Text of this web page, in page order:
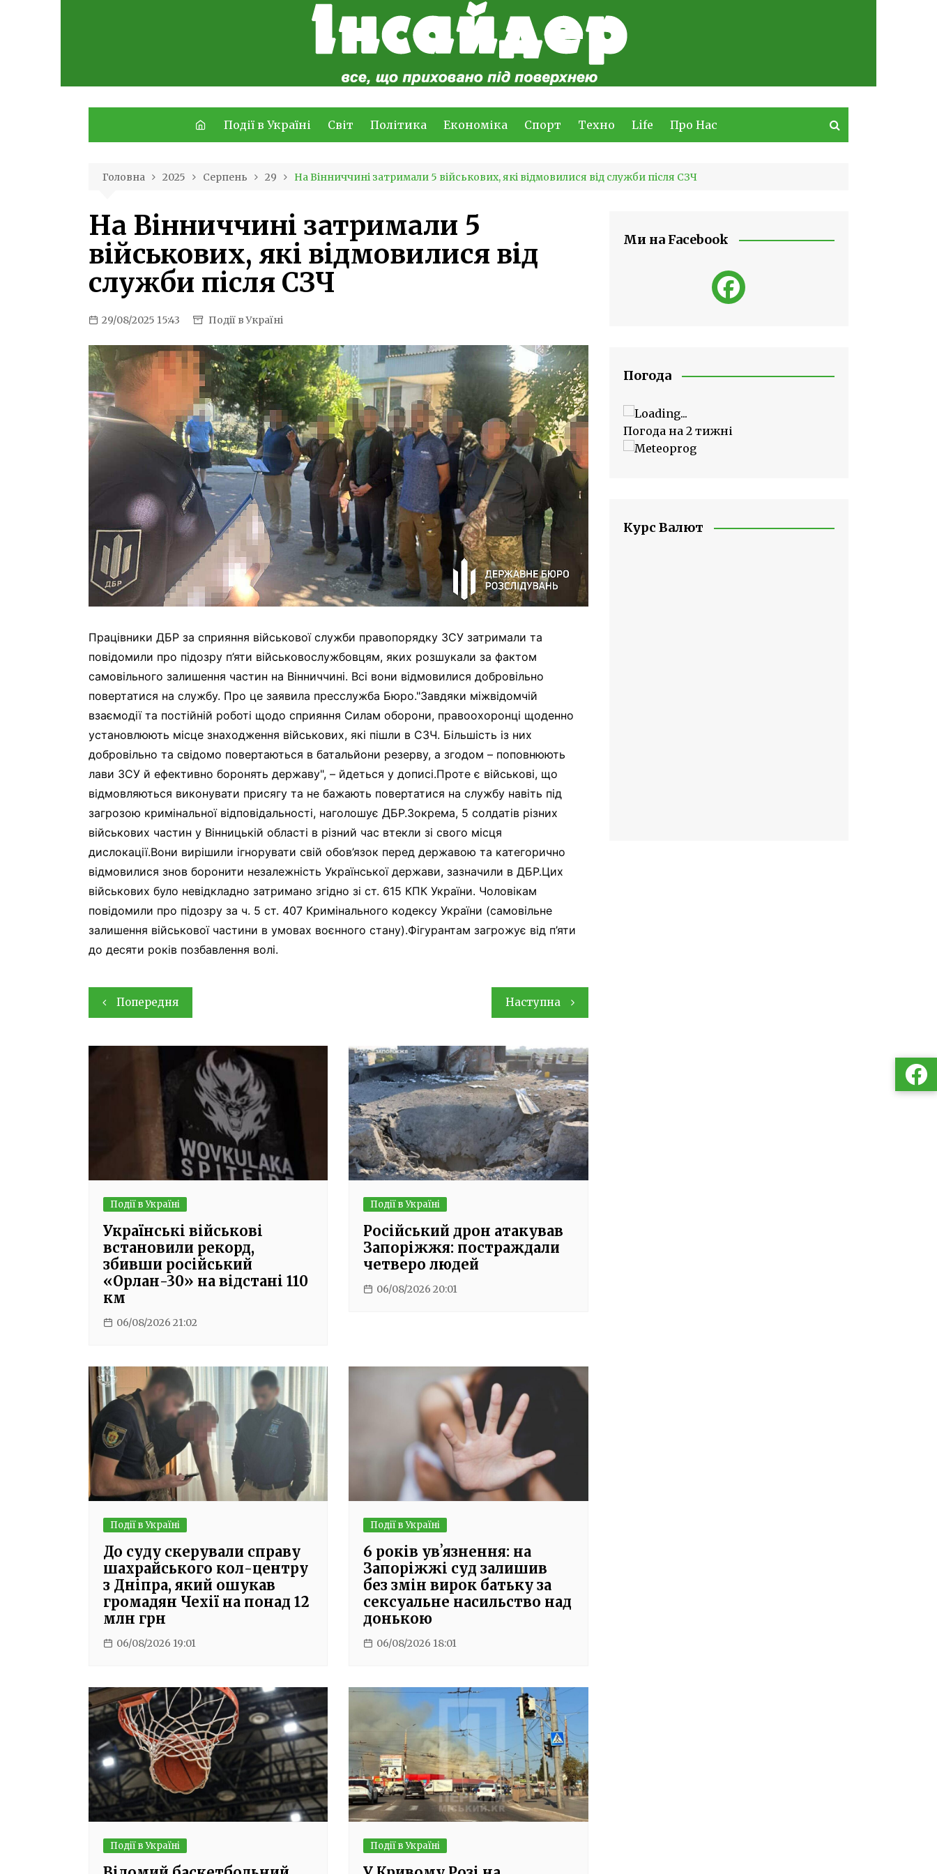
Події в Україні Світ Політика Економіка Спорт Техно Life Про Нас
Головна 2025 Серпень 29 На Вінниччині затримали 5 військових, які відмовилися від служби після СЗЧ
На Вінниччині затримали 5
військових, які відмовилися від
служби після СЗЧ
29/08/2025 15:43 Події в Україні
Працівники ДБР за сприяння військової служби правопорядку ЗСУ затримали та
повідомили про підозру п’яти військовослужбовцям, яких розшукали за фактом
самовільного залишення частин на Вінниччині. Всі вони відмовилися добровільно
повертатися на службу. Про це заявила пресслужба Бюро."Завдяки міжвідомчій
взаємодії та постійній роботі щодо сприяння Силам оборони, правоохоронці щоденно
установлюють місце знаходження військових, які пішли в СЗЧ. Більшість із них
добровільно та свідомо повертаються в батальйони резерву, а згодом – поповнюють
лави ЗСУ й ефективно боронять державу", – йдеться у дописі.Проте є військові, що
відмовляються виконувати присягу та не бажають повертатися на службу навіть під
загрозою кримінальної відповідальності, наголошує ДБР.Зокрема, 5 солдатів різних
військових частин у Вінницькій області в різний час втекли зі свого місця
дислокації.Вони вирішили ігнорувати свій обов’язок перед державою та категорично
відмовилися знов боронити незалежність Української держави, зазначили в ДБР.Цих
військових було невідкладно затримано згідно зі ст. 615 КПК України. Чоловікам
повідомили про підозру за ч. 5 ст. 407 Кримінального кодексу України (самовільне
залишення військової частини в умовах воєнного стану).Фігурантам загрожує від п’яти
до десяти років позбавлення волі.
Навігація
записів
Попередня Наступна
Події в Україні
Українські військові
встановили рекорд,
збивши російський
«Орлан-30» на відстані 110
км
06/08/2026 21:02
Події в Україні
Російський дрон атакував
Запоріжжя: постраждали
четверо людей
06/08/2026 20:01
Події в Україні
До суду скерували справу
шахрайського кол-центру
з Дніпра, який ошукав
громадян Чехії на понад 12
млн грн
06/08/2026 19:01
Події в Україні
6 років увʼязнення: на
Запоріжжі суд залишив
без змін вирок батьку за
сексуальне насильство над
донькою
06/08/2026 18:01
Події в Україні Події в Україні
Ми на Facebook
Погода
Погода на 2 тижні
Курс Валют